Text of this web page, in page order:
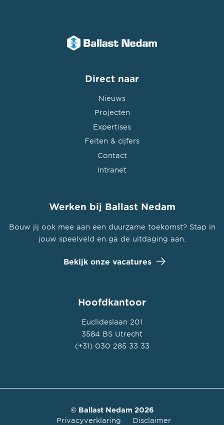
Direct naar
Nieuws
Projecten
Expertises
Feiten & cijfers
Contact
Intranet
Werken bij Ballast Nedam
Bouw jij ook mee aan een duurzame toekomst? Stap in
jouw speelveld en ga de uitdaging aan.
Bekijk onze vacatures
Hoofdkantoor
Euclideslaan 201
3584 BS Utrecht
(+31) 030 285 33 33
© Ballast Nedam 2026
Privacyverklaring
Disclaimer